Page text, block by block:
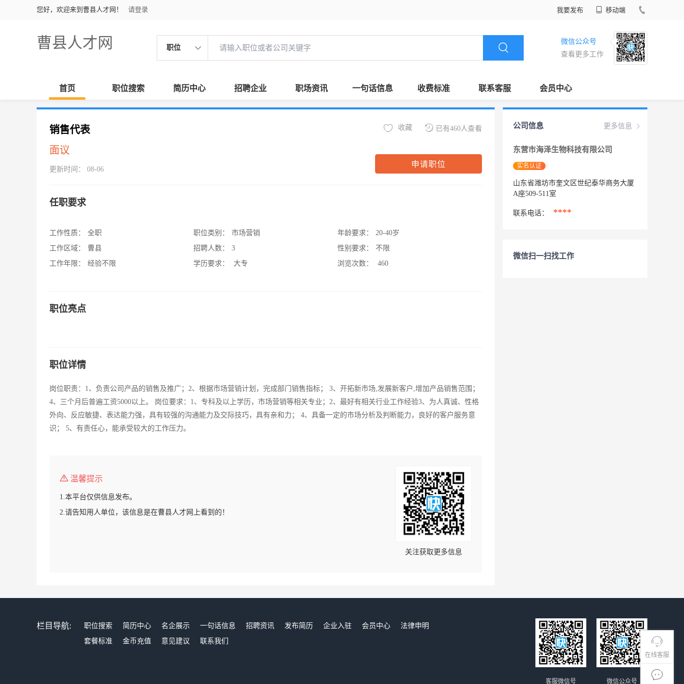
您好，欢迎来到曹县人才网！ 请登录 我要发布 移动端
曹县人才网 职位
微信公众号
查看更多工作
首页 职位搜索 简历中心 招聘企业 职场资讯 一句话信息 收费标准 联系客服 会员中心
在线客服
销售代表
面议
更新时间： 08-06
已有460人查看
收藏
申请职位
任职要求
工作性质：
全职
工作区域：
曹县
工作年限：
经验不限
职位类别：
市场营销
招聘人数：
3
学历要求：
大专
年龄要求：
20-40岁
性别要求：
不限
浏览次数：
460
职位亮点
职位详情
岗位职责：1、负责公司产品的销售及推广；2、根据市场营销计划，完成部门销售指标； 3、开拓新市场,发展新客户,增加产品销售范围；
4、三个月后普遍工资5000以上。 岗位要求：1、专科及以上学历，市场营销等相关专业；2、最好有相关行业工作经验3、为人真诚、性格
外向、反应敏捷、表达能力强，具有较强的沟通能力及交际技巧，具有亲和力； 4、具备一定的市场分析及判断能力，良好的客户服务意
识； 5、有责任心，能承受较大的工作压力。
温馨提示
1.本平台仅供信息发布。
2.请告知用人单位，该信息是在曹县人才网上看到的！
关注获取更多信息
更多信息
公司信息
东营市海泽生物科技有限公司
实名认证
山东省潍坊市奎文区世纪泰华商务大厦
A座509-511室
联系电话： ****
微信扫一扫找工作
栏目导航: 职位搜索 简历中心 名企展示 一句话信息 招聘资讯 发布简历 企业入驻 会员中心
法律申明
套餐标准
金币充值 意见建议 联系我们
微信公众号
客服微信号